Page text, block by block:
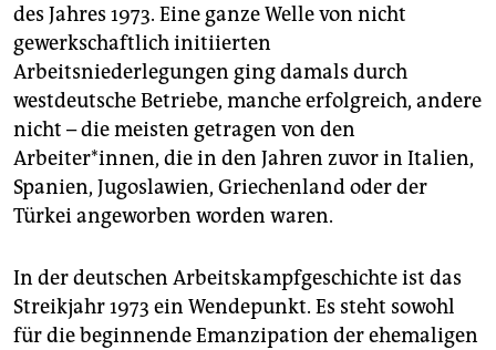
des Jahres 1973. Eine ganze Welle von nicht
gewerkschaftlich initiierten
Arbeitsniederlegungen ging damals durch
westdeutsche Betriebe, manche erfolgreich, andere
nicht – die meisten getragen von den
Arbeiter*innen, die in den Jahren zuvor in Italien,
Spanien, Jugoslawien, Griechenland oder der
Türkei angeworben worden waren.
In der deutschen Arbeitskampfgeschichte ist das
Streikjahr 1973 ein Wendepunkt. Es steht sowohl
für die beginnende Emanzipation der ehemaligen